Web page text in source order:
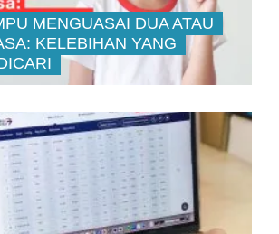
MENGUASAI DUA ATAU
KELEBIHAN YANG